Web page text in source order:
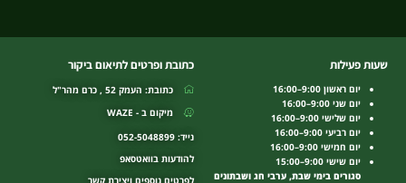
שעות פעילות
יום ראשון 9:00–16:00
יום שני 9:00–16:00
יום שלישי 9:00–16:00
יום רביעי 9:00–16:00
יום חמישי 9:00–16:00
יום שישי 9:00–15:00
סגורים בימי שבת, ערבי חג ושבתונים
כתובת ופרטים לתיאום ביקור
כתובת: העמק 52 , כרם מהר"ל
מיקום ב - WAZE
נייד: 052-5048899
להודעות בוואטסאפ
לפרטים נוספים ויצירת קשר